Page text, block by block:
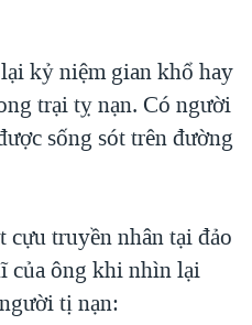
kỷ niệm gian khổ hay
trại tỵ nạn. Có người
sống sót trên đường
truyền nhân tại đảo
của ông khi nhìn lại
tị nạn: